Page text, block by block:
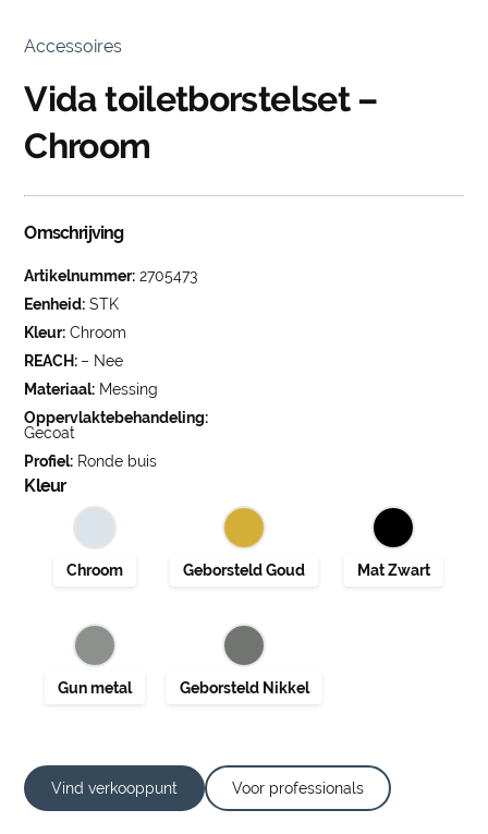
Accessoires
Vida toiletborstelset –
Chroom
Omschrijving
Artikelnummer: 2705473
Eenheid: STK
Kleur: Chroom
REACH: – Nee
Materiaal: Messing
Oppervlaktebehandeling:
Gecoat
Profiel: Ronde buis
Kleur
Vind verkooppunt Voor professionals